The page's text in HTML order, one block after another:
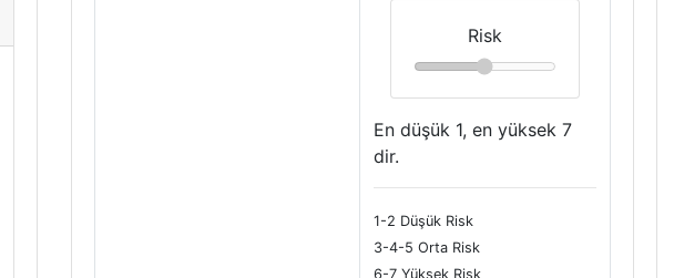
Risk
En düşük 1, en yüksek 7
dir.
1-2 Düşük Risk
3-4-5 Orta Risk
6-7 Yüksek Risk